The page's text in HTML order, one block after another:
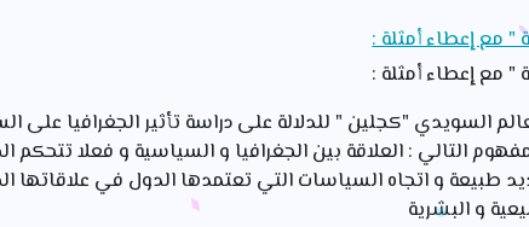
مع إعطاء أمثلة :
مع إعطاء أمثلة :
السويدي "كجلين " للدلالة على دراسة تأثير الجغرافيا على
التالي : العلاقة بين الجغرافيا و السياسية و فعلا تتحكم
طبيعة و اتجاه السياسات التي تعتمدها الدول في علاقاتها
و البشرية